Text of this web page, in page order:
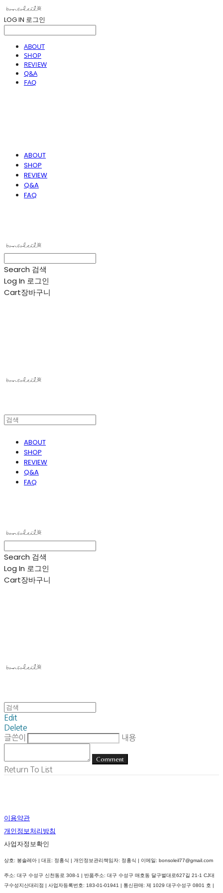
LOG IN 로그인
ABOUT
SHOP
REVIEW
Q&A
FAQ
ABOUT
SHOP
REVIEW
Q&A
FAQ
Search 검색
Log In 로그인
Cart장바구니
ABOUT
SHOP
REVIEW
Q&A
FAQ
Search 검색
Log In 로그인
Cart장바구니
Edit
Delete
글쓴이
내용
Comment
Return To List
이용약관
개인정보처리방침
사업자정보확인
상호: 봉솔레아 | 대표: 정홍식 | 개인정보관리책임자: 정홍식 | 이메일: bonsoleil77@gmail.com
주소: 대구 수성구 신천동로 308-1 | 반품주소: 대구 수성구 매호동 달구벌대로627길 21-1 CJ대
구수성지산대리점 | 사업자등록번호: 183-01-01941 | 통신판매: 제 1029 대구수성구 0801 호 |